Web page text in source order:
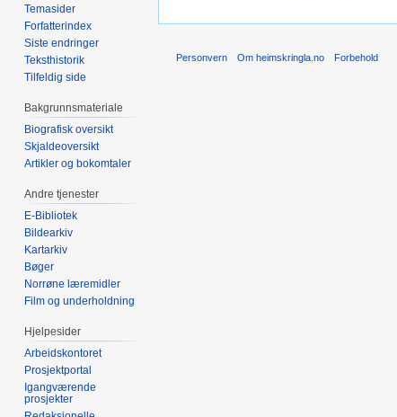
Temasider
Forfatterindex
Siste endringer
Teksthistorik
Tilfeldig side
Bakgrunnsmateriale
Biografisk oversikt
Skjaldeoversikt
Artikler og bokomtaler
Andre tjenester
E-Bibliotek
Bildearkiv
Kartarkiv
Bøger
Norrøne læremidler
Film og underholdning
Hjelpesider
Arbeidskontoret
Prosjektportal
Igangværende
prosjekter
Personvern Om heimskringla.no Forbehold